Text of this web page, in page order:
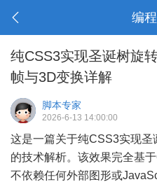
编
纯CSS3实现圣诞树旋
帧与3D变换详解
脚本专家
2026-6-13 14:00:00
这是一篇关于纯CSS3实现
的技术解析。该效果完全基
不依赖任何外部图形或